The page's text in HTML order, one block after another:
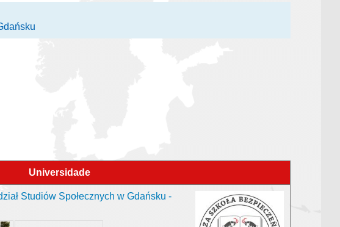
Universidade
Studiów Społecznych w Gdańsku -